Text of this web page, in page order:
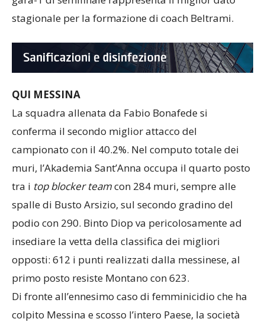
La squadra allenata da Fabio Bonafede si
conferma il secondo miglior attacco del
campionato con il 40.2%. Nel computo totale dei
muri, l’Akademia Sant’Anna occupa il quarto posto
top blocker team
con 284 muri, sempre alle
spalle di Busto Arsizio, sul secondo gradino del
podio con 290. Binto Diop va pericolosamente ad
insediare la vetta della classifica dei migliori
opposti: 612 i punti realizzati dalla messinese, al
primo posto resiste Montano con 623.